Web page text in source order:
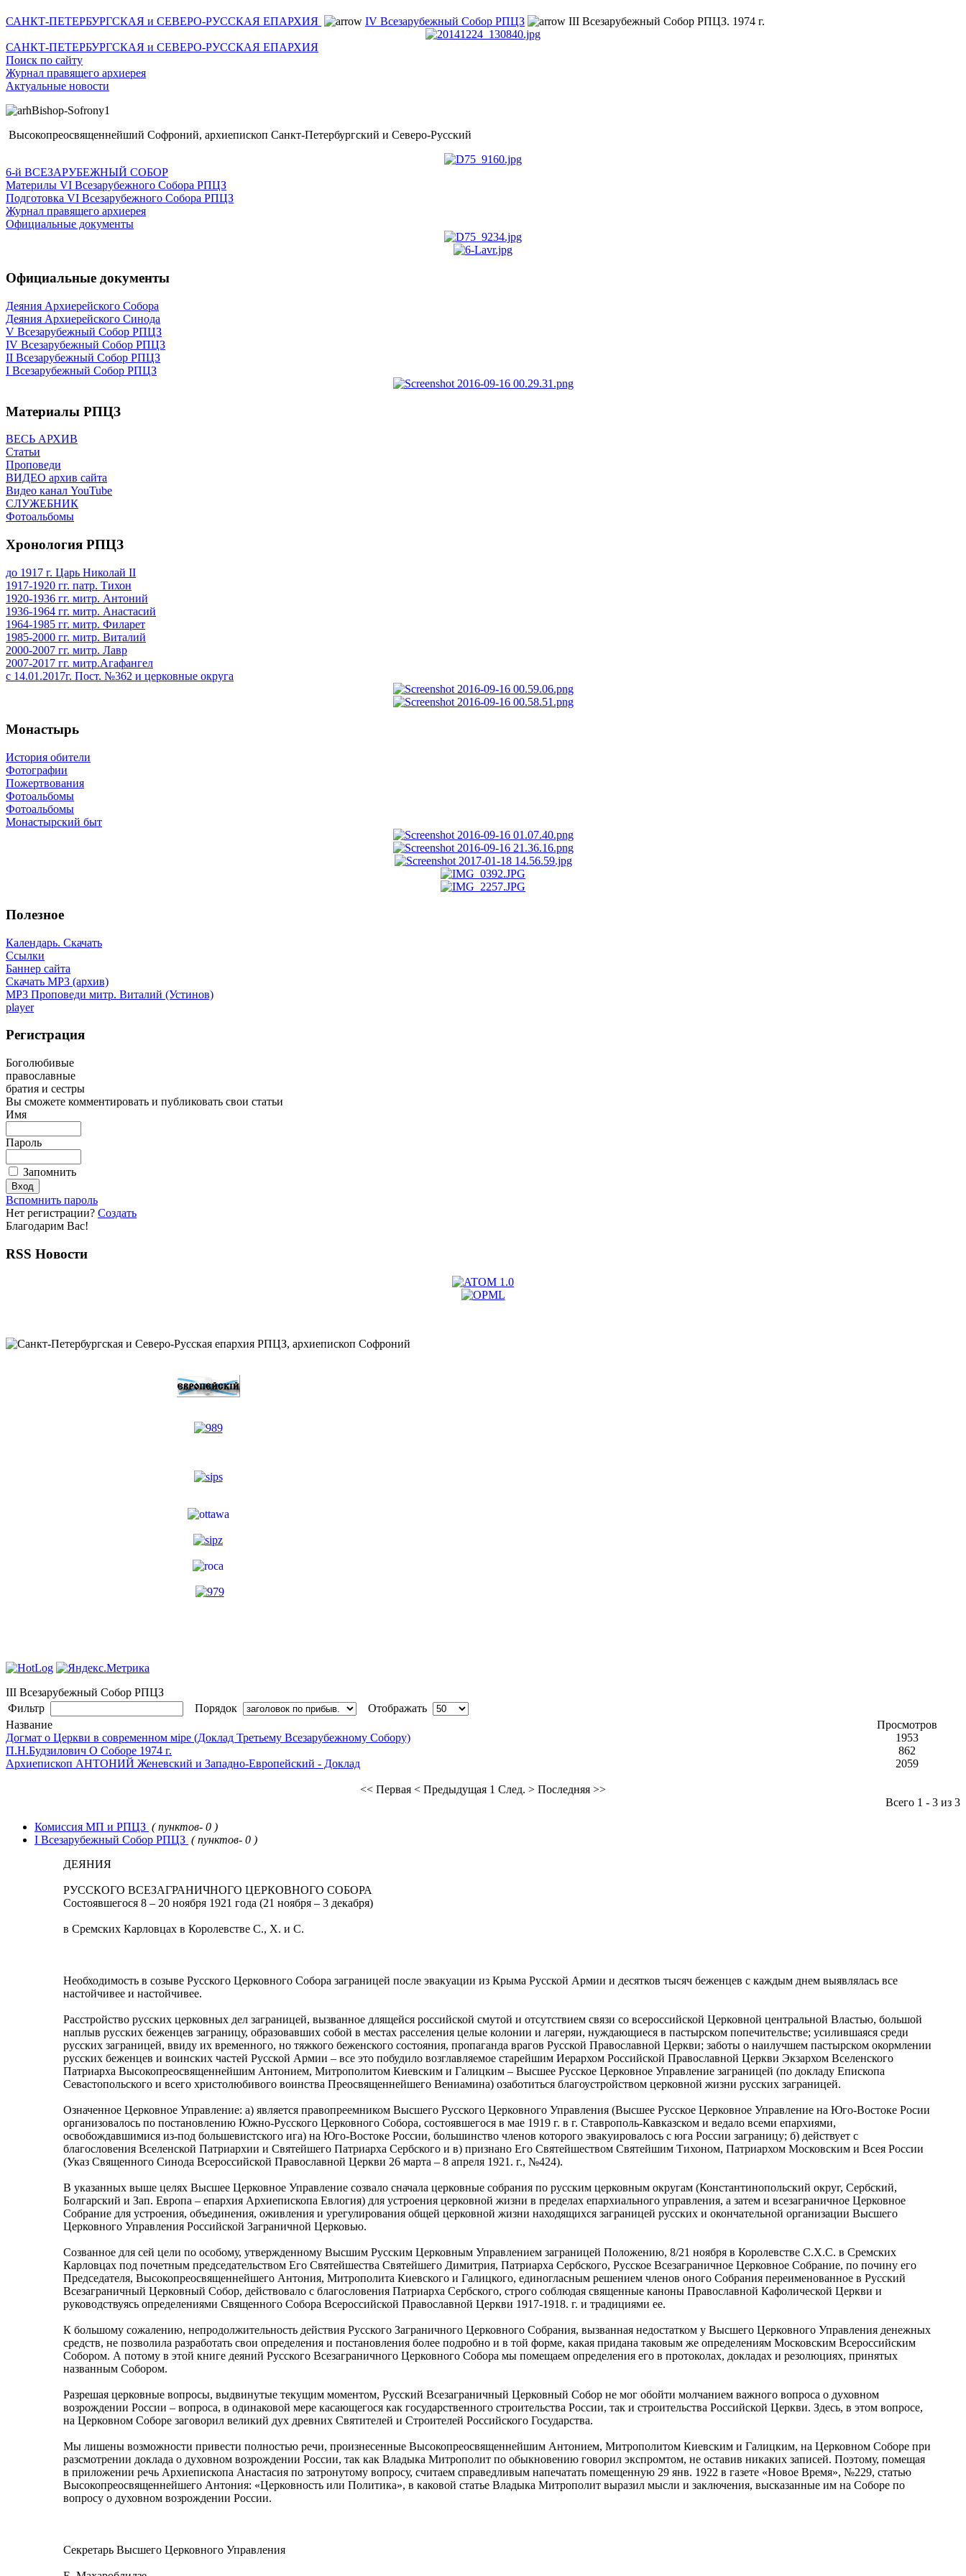
САНКТ-ПЕТЕРБУРГСКАЯ и СЕВЕРО-РУССКАЯ ЕПАРХИЯ IV Всезарубежный Собор РПЦЗ III Всезарубежный Собор РПЦЗ. 1974 г.
САНКТ-ПЕТЕРБУРГСКАЯ и СЕВЕРО-РУССКАЯ ЕПАРХИЯ
Поиск по сайту
Журнал правящего архиерея
Актуальные новости
Высокопреосвященнейший Софроний, архиепископ Санкт-Петербургский и Северо-Русский
6-й ВСЕЗАРУБЕЖНЫЙ СОБОР
Материлы VI Всезарубежного Собора РПЦЗ
Подготовка VI Всезарубежного Собора РПЦЗ
Журнал правящего архиерея
Официальные документы
Официальные документы
Деяния Архиерейского Собора
Деяния Архиерейского Синода
V Всезарубежный Собор РПЦЗ
IV Всезарубежный Собор РПЦЗ
II Всезарубежный Собор РПЦЗ
I Всезарубежный Собор РПЦЗ
Материалы РПЦЗ
ВЕСЬ АРХИВ
Статьи
Проповеди
ВИДЕО архив сайта
Видео канал YouTube
СЛУЖЕБНИК
Фотоальбомы
Хронология РПЦЗ
до 1917 г. Царь Николай II
1917-1920 гг. патр. Тихон
1920-1936 гг. митр. Антоний
1936-1964 гг. митр. Анастасий
1964-1985 гг. митр. Филарет
1985-2000 гг. митр. Виталий
2000-2007 гг. митр. Лавр
2007-2017 гг. митр.Агафангел
с 14.01.2017г. Пост. №362 и церковные округа
Монастырь
История обители
Фотографии
Пожертвования
Фотоальбомы
Фотоальбомы
Монастырский быт
Полезное
Календарь. Скачать
Ссылки
Баннер сайта
Скачать MP3 (архив)
MP3 Проповеди митр. Виталий (Устинов)
player
Регистрация
Боголюбивые
православные
братия и сестры
Вы сможете комментировать и публиковать свои статьи
Имя
Пароль
Запомнить
Вспомнить пароль
Нет регистрации? Создать
Благодарим Вас!
RSS Новости
III Всезарубежный Собор РПЦЗ
Фильтр
Порядок
Отображать
Название
Просмотров
Догмат о Церкви в современном мiре (Доклад Третьему Всезарубежному Собору)
1953
П.Н.Будзилович О Соборе 1974 г.
862
Архиепископ АНТОНИЙ Женевский и Западно-Европейский - Доклад
2059
<< Первая < Предыдущая 1 След. > Последняя >>
Всего 1 - 3 из 3
Комиссия МП и РПЦЗ ( пунктов- 0 )
I Всезарубежный Собор РПЦЗ ( пунктов- 0 )
ДЕЯНИЯ
РУССКОГО ВСЕЗАГРАНИЧНОГО ЦЕРКОВНОГО СОБОРА
Состоявшегося 8 – 20 ноября 1921 года (21 ноября – 3 декабря)
в Сремских Карловцах в Королевстве С., Х. и С.
Необходимость в созыве Русского Церковного Собора заграницей после эвакуации из Крыма Русской Армии и десятков тысяч беженцев с каждым днем выявлялась все
настойчивее и настойчивее.
Расстройство русских церковных дел заграницей, вызванное длящейся российской смутой и отсутствием связи со всероссийской Церковной центральной Властью, большой
наплыв русских беженцев заграницу, образовавших собой в местах расселения целые колонии и лагеряи, нуждающиеся в пастырском попечительстве; усилившаяся среди
русских заграницей, ввиду их временного, но тяжкого беженского состояния, пропаганда врагов Русской Православной Церкви; заботы о наилучшем пастырском окормлении
русских беженцев и воинских частей Русской Армии – все это побудило возглавляемое старейшим Иерархом Российской Православной Церкви Экзархом Вселенского
Патриарха Высокопреосвященнейшим Антонием, Митрополитом Киевским и Галицким – Высшее Русское Церковное Управление заграницей (по докладу Епископа
Севастопольского и всего христолюбивого воинства Преосвященнейшего Вениамина) озаботиться благоустройством церковной жизни русских заграницей.
Означенное Церковное Управление: а) является правопреемником Высшего Русского Церковного Управления (Высшее Русское Церковное Управление на Юго-Востоке Росии
организовалось по постановлению Южно-Русского Церковного Собора, состоявшегося в мае 1919 г. в г. Ставрополь-Кавказском и ведало всеми епархиями,
освобождавшимися из-под большевистского ига) на Юго-Востоке России, большинство членов которого эвакуировалось с юга России заграницу; б) действует с
благословения Вселенской Патриархии и Святейшего Патриарха Сербского и в) признано Его Святейшеством Святейшим Тихоном, Патриархом Московским и Всея России
(Указ Священного Синода Всероссийской Православной Церкви 26 марта – 8 апреля 1921. г., №424).
В указанных выше целях Высшее Церковное Управление созвало сначала церковные собрания по русским церковным округам (Константинопольский округ, Сербский,
Болгарский и Зап. Европа – епархия Архиепископа Евлогия) для устроения церковной жизни в пределах епархиального управления, а затем и всезаграничное Церковное
Собрание для устроения, объединения, оживления и урегулирования общей церковной жизни находящихся заграницей русских и окончательной организации Высшего
Церковного Управления Российской Заграничной Церковью.
Созванное для сей цели по особому, утвержденному Высшим Русским Церковным Управлением заграницей Положению, 8/21 ноября в Королевстве С.Х.С. в Сремских
Карловцах под почетным председательством Его Святейшества Святейшего Димитрия, Патриарха Сербского, Русское Всезаграничное Церковное Собрание, по почину его
Председателя, Высокопреосвященнейшего Антония, Митрополита Киевского и Галицкого, единогласным решением членов оного Собрания переименованное в Русский
Всезаграничный Церковный Собор, действовало с благословения Патриарха Сербского, строго соблюдая священные каноны Православной Кафолической Церкви и
руководствуясь определениями Священного Собора Всероссийской Православной Церкви 1917-1918. г. и традициями ее.
К большому сожалению, непродолжительность действия Русского Заграничного Церковного Собрания, вызванная недостатком у Высшего Церковного Управления денежных
средств, не позволила разработать свои определения и постановления более подробно и в той форме, какая придана таковым же определениям Московским Всероссийским
Собором. А потому в этой книге деяний Русского Всезаграничного Церковного Собора мы помещаем определения его в протоколах, докладах и резолюциях, принятых
названным Собором.
Разрешая церковные вопросы, выдвинутые текущим моментом, Русский Всезаграничный Церковный Собор не мог обойти молчанием важного вопроса о духовном
возрождении России – вопроса, в одинаковой мере касающегося как государственного строительства России, так и строительства Российской Церкви. Здесь, в этом вопросе,
на Церковном Соборе заговорил великий дух древних Святителей и Строителей Российского Государства.
Мы лишены возможности привести полностью речи, произнесенные Высокопреосвященнейшим Антонием, Митрополитом Киевским и Галицким, на Церковном Соборе при
разсмотрении доклада о духовном возрождении России, так как Владыка Митрополит по обыкновению говорил экспромтом, не оставив никаких записей. Поэтому, помещая
в приложении речь Архиепископа Анастасия по затронутому вопросу, считаем справедливым напечатать помещенную 29 янв. 1922 в газете «Новое Время», №229, статью
Высокопреосвященнейшего Антония: «Церковность или Политика», в каковой статье Владыка Митрополит выразил мысли и заключения, высказанные им на Соборе по
вопросу о духовном возрождении России.
Секретарь Высшего Церковного Управления